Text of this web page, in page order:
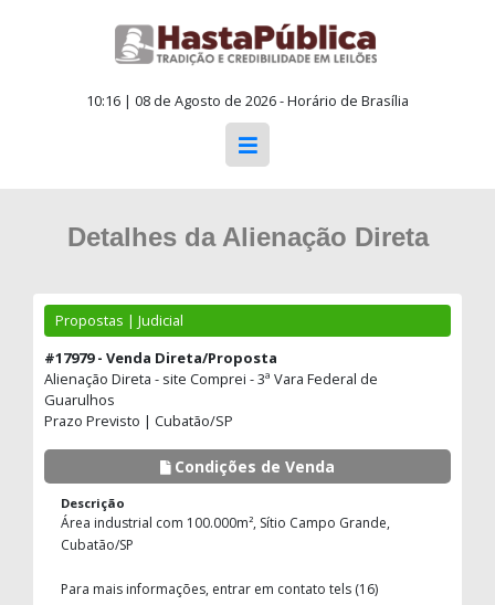
10:16 | 08 de Agosto de 2026 - Horário de Brasília
Detalhes da Alienação Direta
Propostas | Judicial
#17979 - Venda Direta/Proposta
Alienação Direta - site Comprei - 3ª Vara Federal de
Guarulhos
Prazo Previsto | Cubatão/SP
Condições de Venda
Descrição
Área industrial com 100.000m², Sítio Campo Grande,
Cubatão/SP
Para mais informações, entrar em contato tels (16)